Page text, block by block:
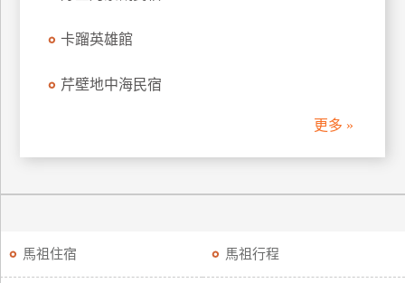
卡蹓英雄館
芹壁地中海民宿
更多 »
馬祖住宿 馬祖行程